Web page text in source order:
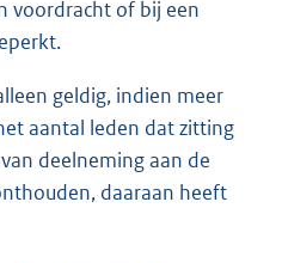
voordracht of bij een
geldig, indien meer
aantal leden dat zitting
deelneming aan de
daaraan heeft